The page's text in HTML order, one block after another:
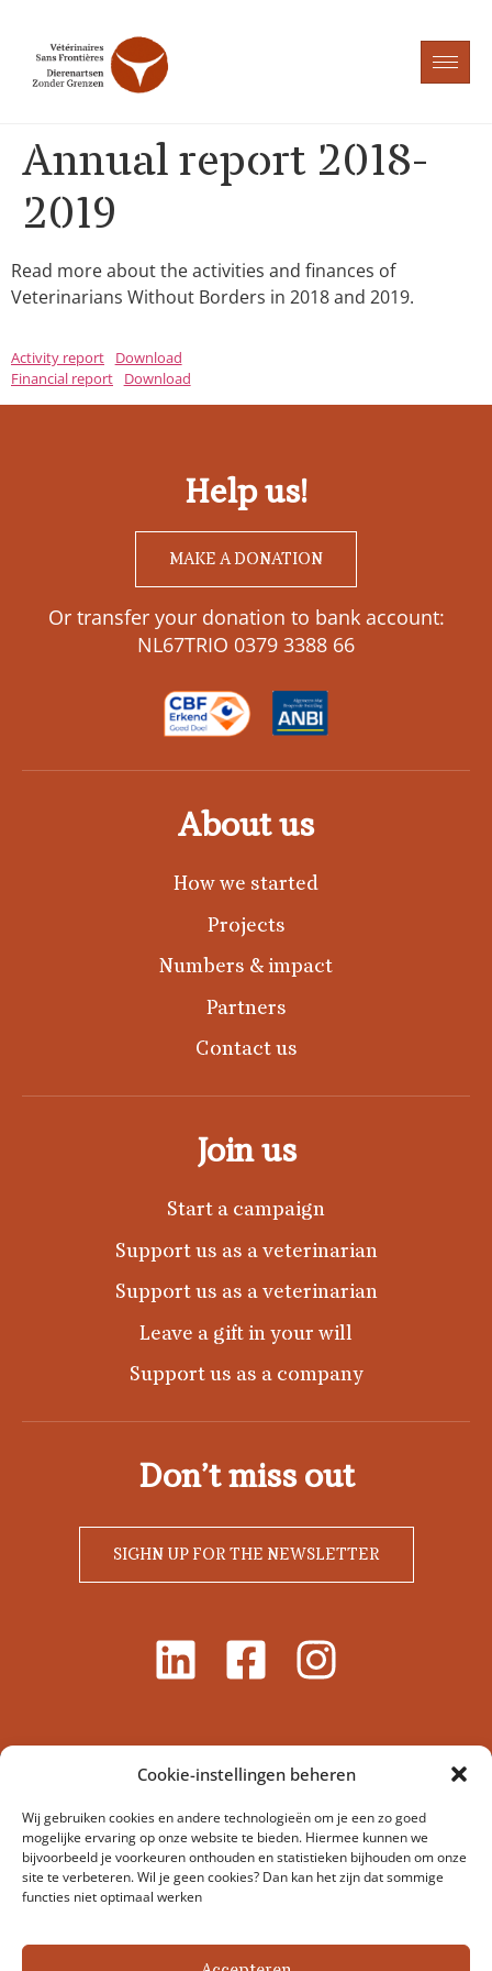
Cookie-instellingen beheren
Wij gebruiken cookies en andere technologieën om je een zo goed
mogelijke ervaring op onze website te bieden. Hiermee kunnen we
bijvoorbeeld je voorkeuren onthouden en statistieken bijhouden om onze
site te verbeteren. Wil je geen cookies? Dan kan het zijn dat sommige
functies niet optimaal werken
Annual report 2018-
2019
Read more about the activities and finances of
Veterinarians Without Borders in 2018 and 2019.
Activity report
Download
Financial report
Download
Help us!
MAKE A DONATION
Or transfer your donation to bank account:
NL67TRIO 0379 3388 66
About us
How we started
Projects
Numbers & impact
Partners
Contact us
Join us
Start a campaign
Support us as a veterinarian
Support us as a veterinarian
Leave a gift in your will
Support us as a company
Don’t miss out
SIGHN UP FOR THE NEWSLETTER
Veerstraat 17-1, 1075 SL Amsterdam, Nederland